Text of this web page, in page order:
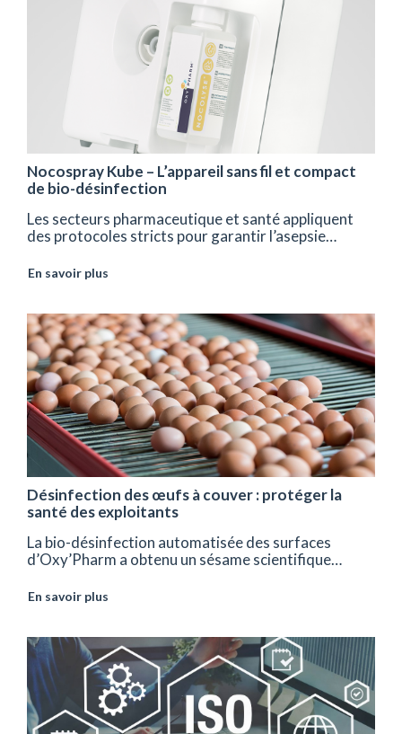
Nocospray Kube – L’appareil sans fil et compact
de bio-désinfection
Les secteurs pharmaceutique et santé appliquent
des protocoles stricts pour garantir l’asepsie…
En savoir plus
Désinfection des œufs à couver : protéger la
santé des exploitants
La bio-désinfection automatisée des surfaces
d’Oxy’Pharm a obtenu un sésame scientifique…
En savoir plus